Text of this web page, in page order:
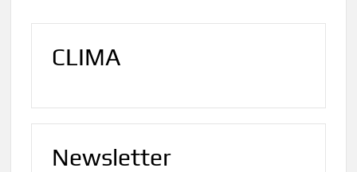
CLIMA
Newsletter